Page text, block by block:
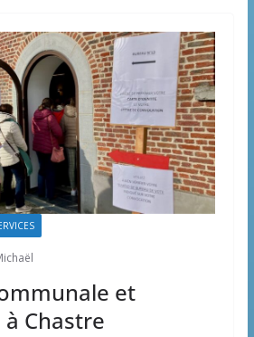
et
Chastre